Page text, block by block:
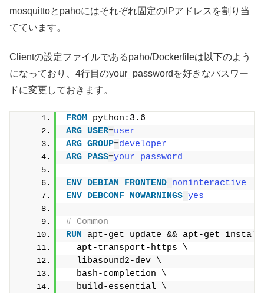
mosquittoとpahoにはそれぞれ固定のIPアドレスを割り当
てています。
Clientの設定ファイルであるpaho/Dockerfileは以下のよう
になっており、4行目のyour_passwordを好きなパスワー
ドに変更しておきます。
FROM python:3.6
ARG USER=user
ARG GROUP=developer
ARG PASS=your_password
ENV DEBIAN_FRONTEND noninteractive
ENV DEBCONF_NOWARNINGS yes
# Common
RUN apt-get update && apt-get
  apt-transport-https \
  libasound2-dev \
  bash-completion \
  build-essential \